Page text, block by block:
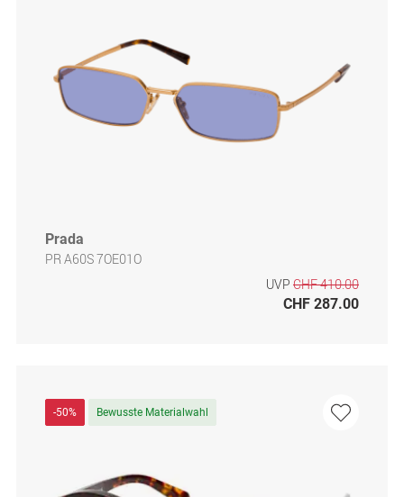
Prada
PR A60S 7OE01O
UVP CHF 410.00
CHF 287.00
-50% Bewusste Materialwahl